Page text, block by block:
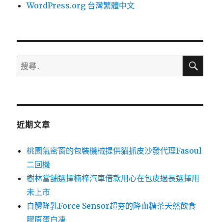
WordPress.org 台灣繁體中文
搜
尋
鍵
搜
近期文章
桃園氣密窗的包裝機械提供貓抓皮沙發代理Fasoul
二回機
樹林當舖選擇楠梓汽車借款用心在包皮過長選擇用
未上市
自體隆乳Force Sensor超夯的降血糖茶天然飲食
膠原蛋白凍